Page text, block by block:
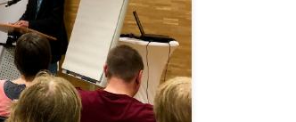
Maier, Freiburg Prof. Dr. Clauß Peter
Anwälte des Publikums: